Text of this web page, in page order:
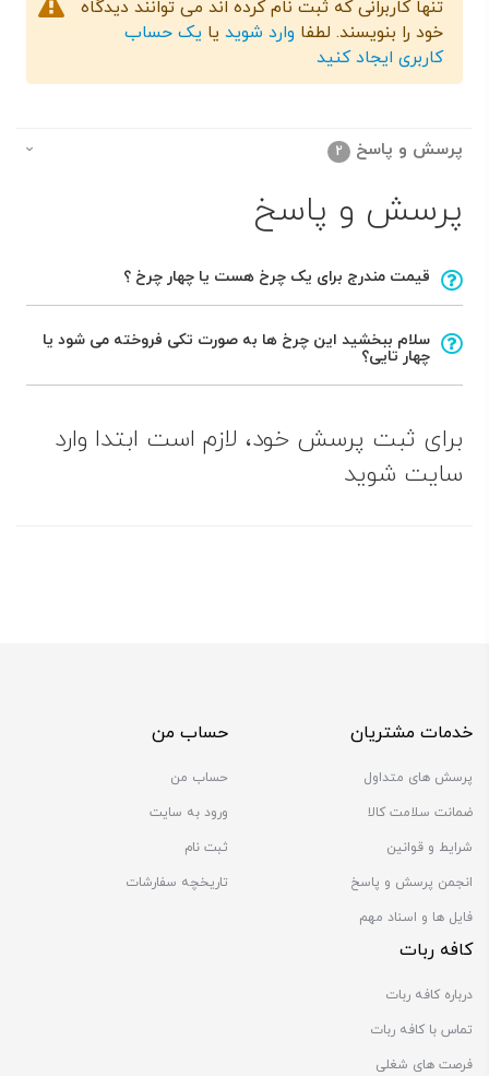
تنها کاربرانی که ثبت نام کرده اند می توانند دیدگاه
خود را بنویسند. لطفا وارد شوید یا یک حساب
کاربری ایجاد کنید
پرسش و پاسخ 2
پرسش و پاسخ
قیمت مندرج برای یک چرخ هست یا چهار چرخ ؟
سلام ببخشید این چرخ ها به صورت تکی فروخته می شود یا
چهار تایی؟
برای ثبت پرسش خود، لازم است ابتدا وارد
سایت شوید
خدمات مشتریان
پرسش های متداول
ضمانت سلامت کالا
شرایط و قوانین
انجمن پرسش و پاسخ
فایل ها و اسناد مهم
حساب من
حساب من
ورود به سایت
ثبت نام
تاریخچه سفارشات
کافه ربات
درباره کافه ربات
تماس با کافه ربات
فرصت های شغلی